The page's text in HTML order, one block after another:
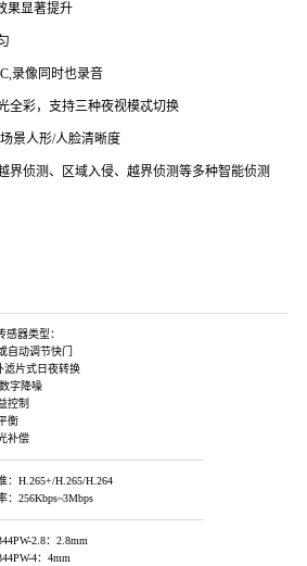
果显著提升
录像同时也录音
全彩，支持三种夜视模忒切换
景人形/人脸清晰度
界侦测、区域入侵、越界侦测等多种智能侦测
感器类型：
自动调节快门
滤片式日夜转换
字降噪
控制
衡
补偿
：H.265+/H.265/H.264
：256Kbps~3Mbps
2.8：2.8mm
4：4mm